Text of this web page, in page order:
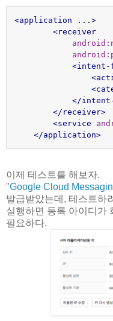
<application ... >
<receiver
</
</receiver>
<service
</application>
이제 테스트를 해보자.
"Google Cloud
발급받았는데, 테스트하
실행하면 등록 아이디가
필요하다.